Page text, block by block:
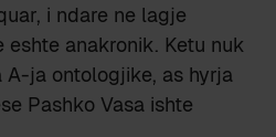
i ndare ne lagje
anakronik. Ketu nuk
ja ontologjike, as hyrja
Pashko Vasa ishte